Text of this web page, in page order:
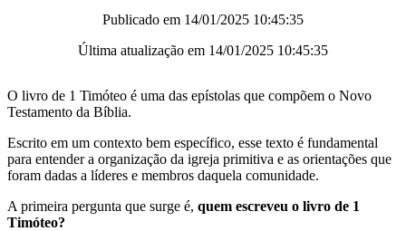
Publicado em 14/01/2025 10:45:35
Última atualização em 14/01/2025 10:45:35
O livro de 1 Timóteo é uma das epístolas que compõem o Novo
Testamento da Bíblia.
Escrito em um contexto bem específico, esse texto é fundamental
para entender a organização da igreja primitiva e as orientações que
foram dadas a líderes e membros daquela comunidade.
A primeira pergunta que surge é, quem escreveu o livro de 1
Timóteo?